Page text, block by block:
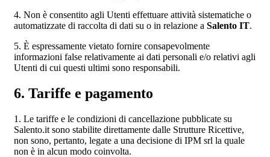
4. Non è consentito agli Utenti effettuare attività sistematiche o
automatizzate di raccolta di dati su o in relazione a Salento IT.
5. È espressamente vietato fornire consapevolmente
informazioni false relativamente ai dati personali e/o relativi agli
Utenti di cui questi ultimi sono responsabili.
6. Tariffe e pagamento
1. Le tariffe e le condizioni di cancellazione pubblicate su
Salento.it sono stabilite direttamente dalle Strutture Ricettive,
non sono, pertanto, legate a una decisione di IPM srl la quale
non è in alcun modo coinvolta.